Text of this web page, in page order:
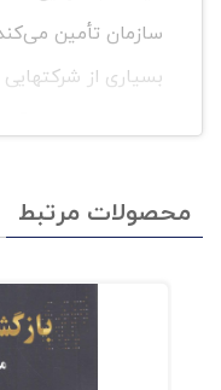
سازمان تأمین
بسیاری از شرکتهایی
انتخاب کرد؟ به
فیلیپ کاتلر، پدر
ضرب‌المثل روسی
وجود دارد: فردی
محصولات مرتبط